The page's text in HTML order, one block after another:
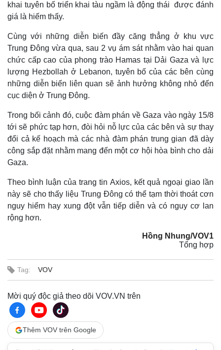
Kinh tế
Bất động sản
Giá vàng
khai tuyên bố triển khai tàu ngầm là động thái được đánh
giá là hiếm thấy.
Cùng với những diễn biến đầy căng thẳng ở khu vực
Trung Đông vừa qua, sau 2 vụ ám sát nhằm vào hai quan
chức cấp cao của phong trào Hamas tại Dải Gaza và lực
lượng Hezbollah ở Lebanon, tuyên bố của các bên cùng
những diễn biến liên quan sẽ ảnh hưởng không nhỏ đến
cục diện ở Trung Đông.
Trong bối cảnh đó, cuộc đàm phán về Gaza vào ngày 15/8
tới sẽ phức tạp hơn, đòi hỏi nỗ lực của các bên và sự thay
đổi cả kế hoạch mà các nhà đàm phán trung gian đã dày
công sắp đặt nhằm mang đến một cơ hội hòa bình cho dải
Gaza.
Theo bình luận của trang tin Axios, kết quả ngoại giao lần
này sẽ cho thấy liệu Trung Đông có thể tạm thời thoát cơn
nguy hiểm hay xung đột vẫn tiếp diễn và có nguy cơ lan
rộng hơn.
Hồng Nhung/VOV1
Tổng hợp
Tag: VOV
Mời quý độc giả theo dõi VOV.VN trên
Thêm VOV trên Google